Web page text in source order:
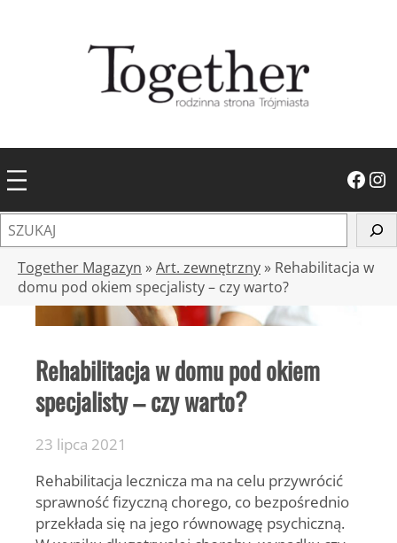
Facebook Instagram
z
Together Magazyn »Art. zewnętrzny» Rehabilitacja w
domu pod okiem specjalisty – czy warto?
Rehabilitacja w domu pod okiem
specjalisty – czy warto?
23 lipca 2021
Rehabilitacja lecznicza ma na celu przywrócić
sprawność fizyczną chorego, co bezpośrednio
przekłada się na jego równowagę psychiczną.